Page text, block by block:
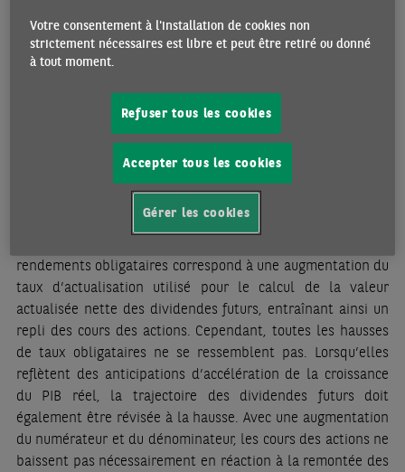
alimentée par la progression des rendements réels alors
que les points morts d’inflation ont, en fait, légèrement
Jusqu’à une date récente, la hausse des taux longs n’a pas
empêché l’ascension du marché actions, mais l’accélération
récente de la remontée des rendements obligataires a fait
craindre un impact possible sur les marchés boursiers. Ainsi,
cette semaine, le mouvement mondial de remontée des
taux obligataires a poussé les marchés actions à la baisse.
rendements obligataires correspond à une augmentation du
taux d’actualisation utilisé pour le calcul de la valeur
actualisée nette des dividendes futurs, entraînant ainsi un
repli des cours des actions. Cependant, toutes les hausses
de taux obligataires ne se ressemblent pas. Lorsqu’elles
reflètent des anticipations d’accélération de la croissance
du PIB réel, la trajectoire des dividendes futurs doit
également être révisée à la hausse. Avec une augmentation
du numérateur et du dénominateur, les cours des actions ne
baissent pas nécessairement en réaction à la remontée des
Votre consentement à l'installation de cookies non
strictement nécessaires est libre et peut être retiré ou donné
à tout moment.
Refuser tous les cookies
Accepter tous les cookies
Gérer les cookies